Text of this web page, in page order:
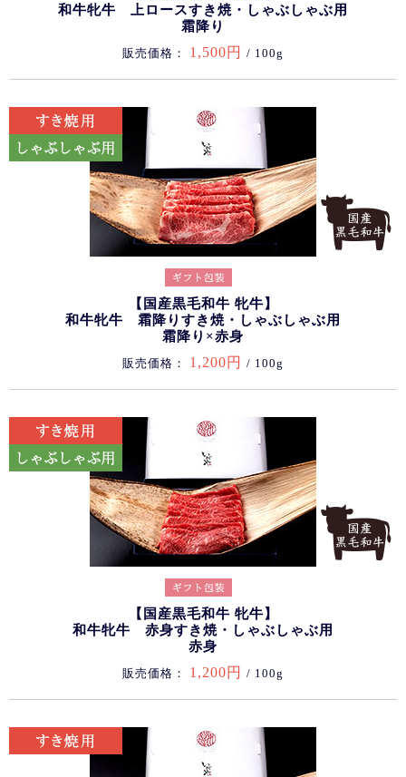
和牛牝牛 上ロースすき焼・しゃぶしゃぶ用
霜降り
販売価格： 1,500円 / 100g
【国産黒毛和牛 牝牛】
和牛牝牛 霜降りすき焼・しゃぶしゃぶ用
霜降り×赤身
販売価格： 1,200円 / 100g
【国産黒毛和牛 牝牛】
和牛牝牛 赤身すき焼・しゃぶしゃぶ用
赤身
販売価格： 1,200円 / 100g